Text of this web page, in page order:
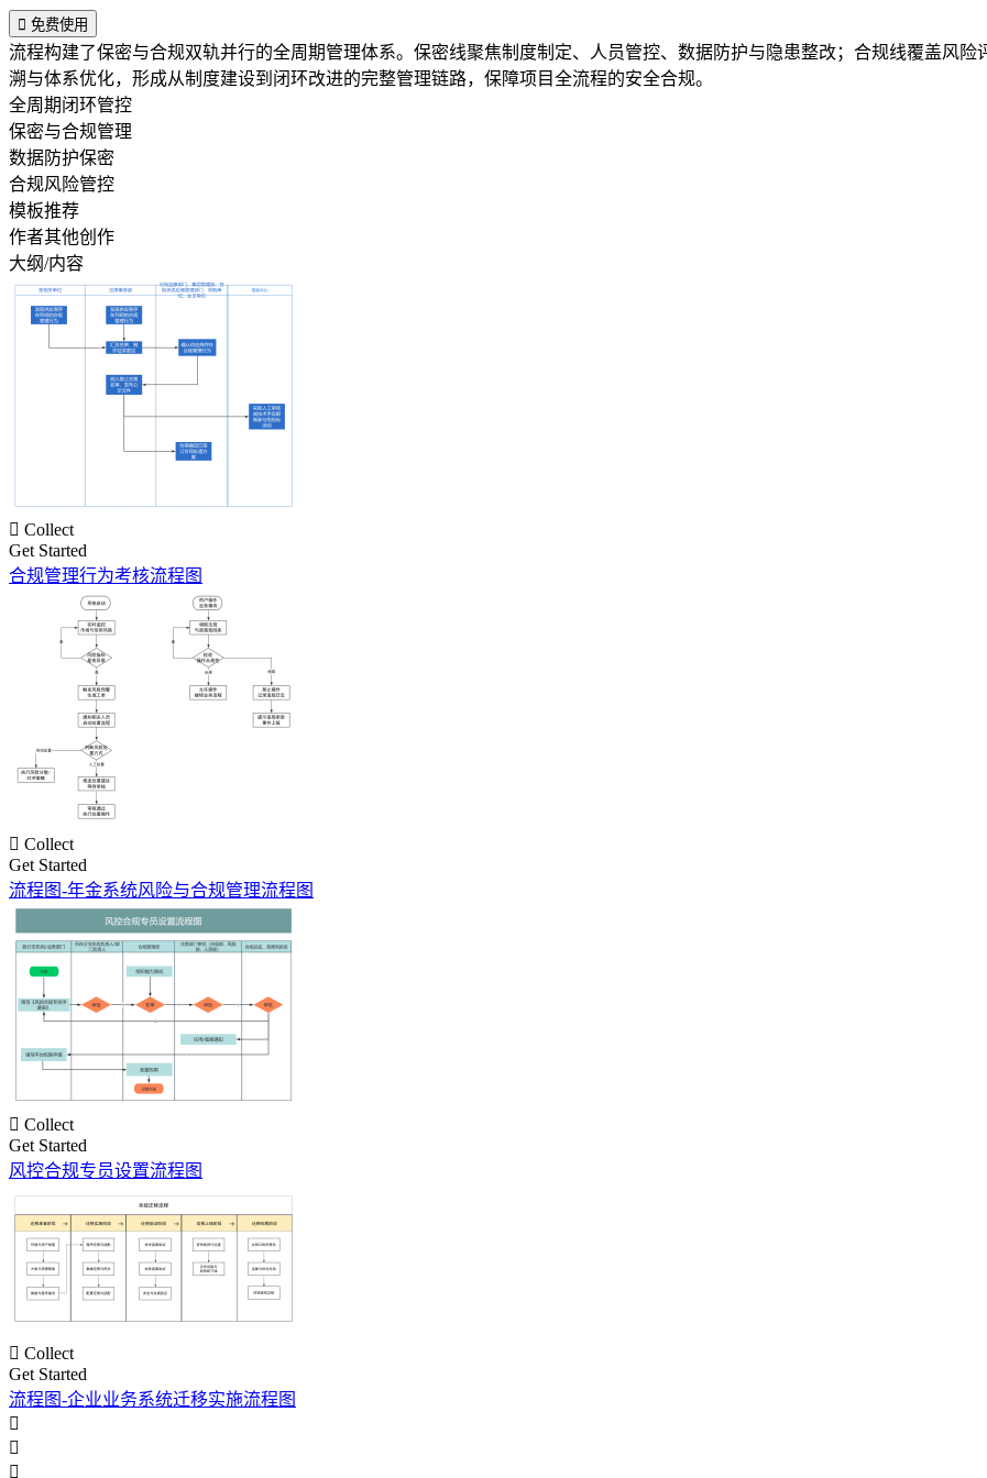
 免费使用
流程构建了保密与合规双轨并行的全周期管理体系。保密线聚焦制度制定、人员管控、数据防护与隐患整改；合规线覆盖风
溯与体系优化，形成从制度建设到闭环改进的完整管理链路，保障项目全流程的安全合规。
全周期闭环管控
保密与合规管理
数据防护保密
合规风险管控
模板推荐
作者其他创作
大纲/内容
 Collect
Get Started
合规管理行为考核流程图
 Collect
Get Started
流程图-年金系统风险与合规管理流程图
 Collect
Get Started
风控合规专员设置流程图
 Collect
Get Started
流程图-企业业务系统迁移实施流程图


